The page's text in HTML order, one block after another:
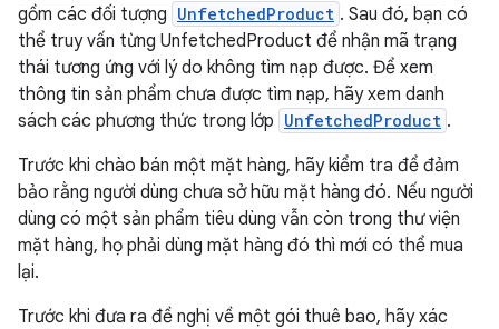
gồm các đối tượng UnfetchedProduct . Sau đó, bạn có
thể truy vấn từng UnfetchedProduct để nhận mã trạng
thái tương ứng với lý do không tìm nạp được. Để xem
thông tin sản phẩm chưa được tìm nạp, hãy xem danh
sách các phương thức trong lớp UnfetchedProduct .
Trước khi chào bán một mặt hàng, hãy kiểm tra để đảm
bảo rằng người dùng chưa sở hữu mặt hàng đó. Nếu người
dùng có một sản phẩm tiêu dùng vẫn còn trong thư viện
mặt hàng, họ phải dùng mặt hàng đó thì mới có thể mua
lại.
Trước khi đưa ra đề nghị về một gói thuê bao, hãy xác